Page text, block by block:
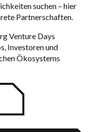
suchen – hier
Partnerschaften.
Venture Days
Investoren und
Ökosystems